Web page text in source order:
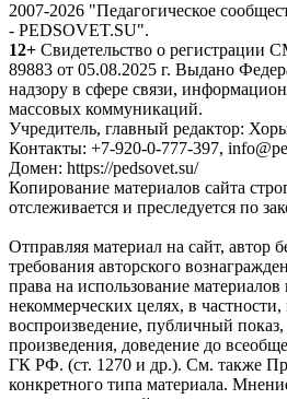
2007-2026 "Педагогическое
- PEDSOVET.SU".
12+ Свидетельство о
89883 от 05.08.2025 г. Выдано
надзору в сфере связи,
массовых коммуникаций.
Учредитель, главный редактор:
Контакты: +7-920-0-777-397,
Домен: https://pedsovet.su/
Копирование материалов сайта
отслеживается и преследуется по
Отправляя материал на сайт, автор
требования авторского
права на использование
некоммерческих целях, в частности,
воспроизведение, публичный
произведения, доведение до
ГК РФ. (ст. 1270 и др.). См. также
конкретного типа материала.